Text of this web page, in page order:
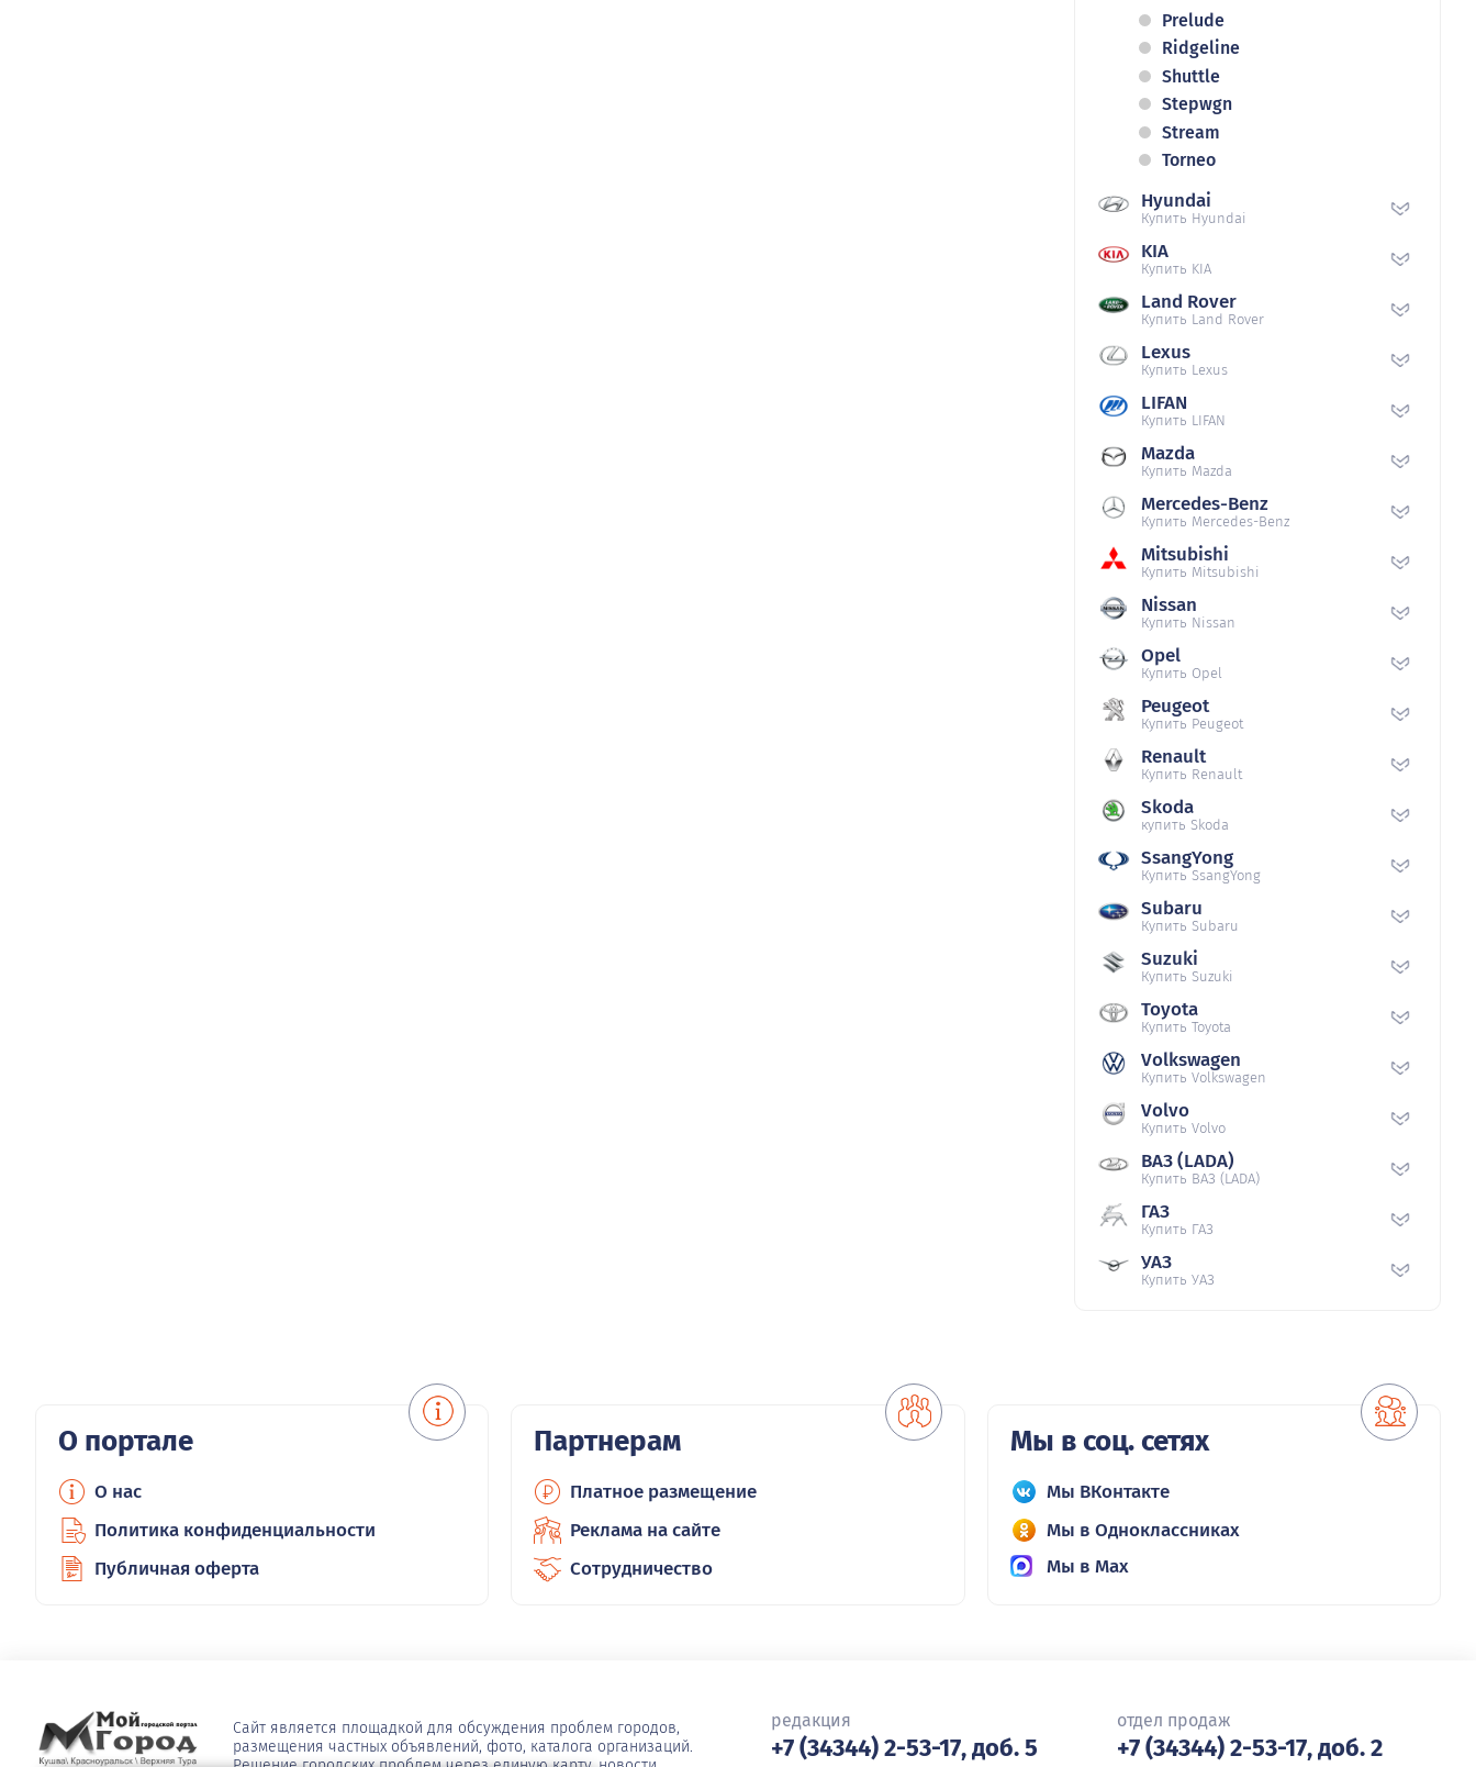
Prelude
Ridgeline
Shuttle
Stepwgn
Stream
Torneo
Hyundai
Купить Hyundai
KIA
Купить KIA
Land Rover
Купить Land Rover
Lexus
Купить Lexus
LIFAN
Купить LIFAN
Mazda
Купить Mazda
Mercedes-Benz
Купить Mercedes-Benz
Mitsubishi
Купить Mitsubishi
Nissan
Купить Nissan
Opel
Купить Opel
Peugeot
Купить Peugeot
Renault
Купить Renault
Skoda
купить Skoda
SsangYong
Купить SsangYong
Subaru
Купить Subaru
Suzuki
Купить Suzuki
Toyota
Купить Toyota
Volkswagen
Купить Volkswagen
Volvo
Купить Volvo
ВАЗ (LADA)
Купить ВАЗ (LADA)
ГАЗ
Купить ГАЗ
УАЗ
Купить УАЗ
О портале
О нас
Политика конфиденциальности
Публичная оферта
Партнерам
Платное размещение
Реклама на сайте
Сотрудничество
Мы в соц. сетях
Мы ВКонтакте
Мы в Одноклассниках
Мы в Max
Сайт является площадкой для обсуждения проблем городов,
размещения частных объявлений, фото, каталога организаций.
редакция
+7 (34344) 2-53-17, доб. 5
отдел продаж
+7 (34344) 2-53-17, доб. 2